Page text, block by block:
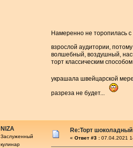
Намеренно не торопилась
взрослой аудитории,
волшебный, воздушный,
торт классическим
украшала швейцарской
разреза не будет...
NIZA
Заслуженный
кулинар
Re:Торт
« Ответ #3 : 07.04.2021